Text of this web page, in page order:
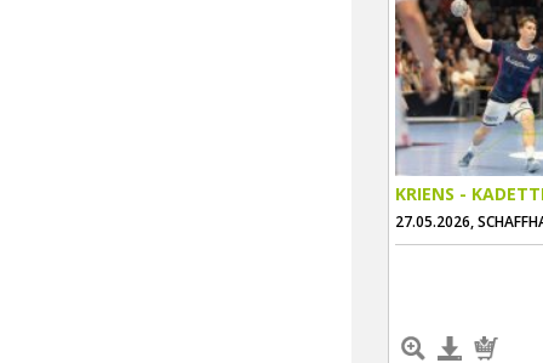
KRIENS -
27.05.2026,